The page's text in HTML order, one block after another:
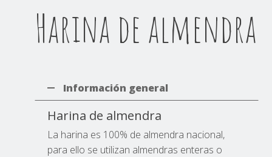
Harina de almendra
Información general
Harina de almendra
La harina es 100% de almendra nacional,
para ello se utilizan almendras enteras o